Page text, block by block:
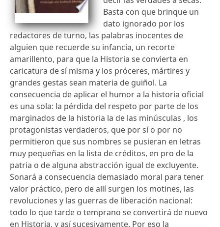
Basta con que brinque un
dato ignorado por los
redactores de turno, las palabras inocentes de
alguien que recuerde su infancia, un recorte
amarillento, para que la Historia se convierta en
caricatura de sí misma y los próceres, mártires y
grandes gestas sean materia de guiñol. La
consecuencia de aplicar el humor a la historia oficial
es una sola: la pérdida del respeto por parte de los
marginados de la historia la de las minúsculas , los
protagonistas verdaderos, que por sí o por no
permitieron que sus nombres se pusieran en letras
muy pequeñas en la lista de créditos, en pro de la
patria o de alguna abstracción igual de excluyente.
Sonará a consecuencia demasiado moral para tener
valor práctico, pero de allí surgen los motines, las
revoluciones y las guerras de liberación nacional:
todo lo que tarde o temprano se convertirá de nuevo
en Historia, y así sucesivamente. Por eso la